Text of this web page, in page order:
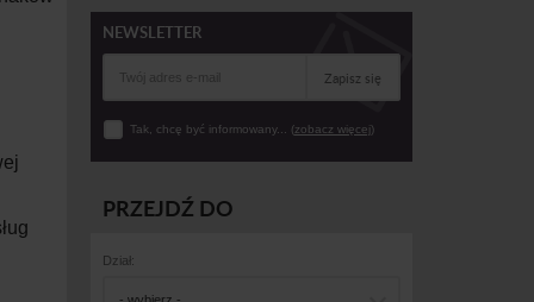
NEWSLETTER
Zapisz się
Tak, chcę być informowany... (zobacz więcej)
PRZEJDŹ DO
Dział: